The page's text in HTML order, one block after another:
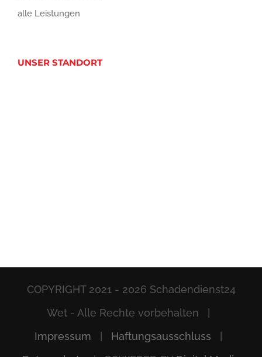
alle Leistungen
UNSER STANDORT
COPYRIGHT 2021 - 2026 Schadendienst24
Wet - Alle Rechte vorbehalten |
Impressum | Haftungsausschluss |